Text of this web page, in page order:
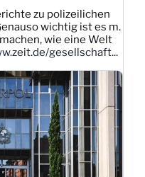
zu polizeilichen
wichtig ist es m.
wie eine Welt
gesellschaft...